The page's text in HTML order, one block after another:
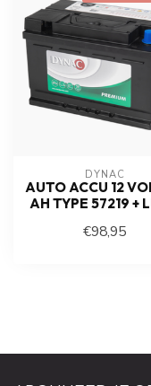
DYNAC
AUTO ACCU 12
AH TYPE 57219 +
€98,95